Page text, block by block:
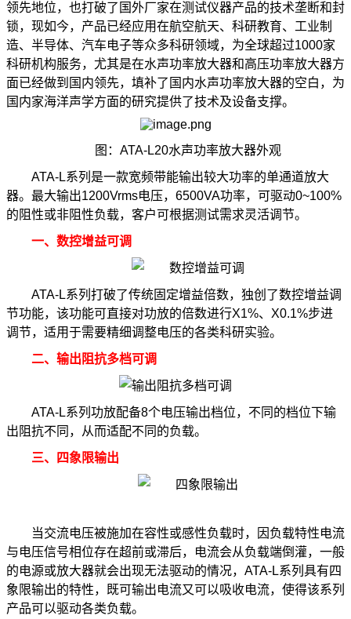
领先地位，也打破了国外厂家在测试仪器产品的技术垄断和封
锁，现如今，产品已经应用在航空航天、科研教育、工业制
造、半导体、汽车电子等众多科研领域，为全球超过1000家
科研机构服务，尤其是在水声功率放大器和高压功率放大器方
面已经做到国内领先，填补了国内水声功率放大器的空白，为
国内家海洋声学方面的研究提供了技术及设备支撑。
图：ATA-L20水声功率放大器外观
ATA-L系列是一款宽频带能输出较大功率的单通道放大
器。最大输出1200Vrms电压，6500VA功率，可驱动0~100%
的阻性或非阻性负载，客户可根据测试需求灵活调节。
一、数控增益可调
ATA-L系列打破了传统固定增益倍数，独创了数控增益调
节功能，该功能可直接对功放的倍数进行X1%、X0.1%步进
调节，适用于需要精细调整电压的各类科研实验。
二、输出阻抗多档可调
ATA-L系列功放配备8个电压输出档位，不同的档位下输
出阻抗不同，从而适配不同的负载。
三、四象限输出
当交流电压被施加在容性或感性负载时，因负载特性电流
与电压信号相位存在超前或滞后，电流会从负载端倒灌，一般
的电源或放大器就会出现无法驱动的情况，ATA-L系列具有四
象限输出的特性，既可输出电流又可以吸收电流，使得该系列
产品可以驱动各类负载。